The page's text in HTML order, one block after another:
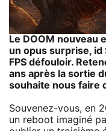
Le DOOM nouveau
un opus surprise,
FPS défouloir.
ans après la sortie
souhaite nous faire
Souvenez-vous, en
un reboot imaginé